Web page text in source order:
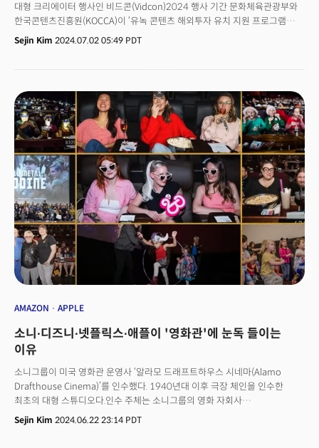
대형 크리에이터 행사인 비드콘(Vidcon)2024 행사 기간 문화체육관광부와
한국콘텐츠진흥원(KOCCA)이 ‘유녹 콘텐츠 해외투자 유치 지원 프로그램
(UKNOCK Content Creation & Investment Show 2024 at VidCon
Anaheim)‘을 열었다. KOCCA가 국내 콘텐츠 기업의 해외투자 유치 및
이뤄졌다.국내 유수 콘텐츠 기업 10사가 한 자리에 모여 미국에서 투자유치
발표(IR)를 하는 자리가 이색적이었다는 평가다. 27일(현지시각) 이뤄진
IR에서는 대형 콘텐츠 제작 계획이 공개돼 이목을 끌었다. 👉 유튜버, 빅
비즈니스 될까?... 유튜버의 미래, 비드콘2024서 찾는다
Sejin Kim 2024.07.02 05:49 PDT
AMAZON APPLE
소니∙디즈니∙넷플릭스∙애플이 '영화관'에 눈독 들이는
이유
소니그룹이 미국 영화관 운영사 ‘알라모 드래프트하우스 시네마(Alamo
Drafthouse Cinema)’를 인수했다. 1940년대 이후 극장 체인을 인수한
최초의 대형 스튜디오다.인수 주체는 소니그룹의 영화 자회사
소니픽처스엔터테인먼트(SPE)다. 12일(현지시각) 소니픽처스는
보도자료에서 영화관 사업을 통해 기존 영화 배급 사업과의 시너지를
Sejin Kim 2024.06.22 23:14 PDT